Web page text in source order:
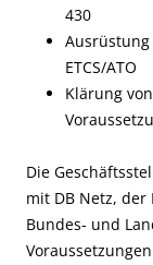
430
ETCS/ATO
Klärung
Die
mit DB Netz, der
Bundes- und